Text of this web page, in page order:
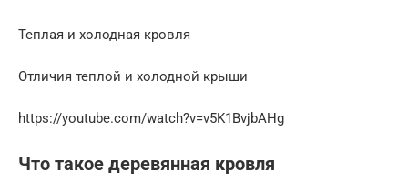
Теплая и холодная кровля
Отличия теплой и холодной крыши
https://youtube.com/watch?v=v5K1BvjbAHg
Что такое деревянная кровля